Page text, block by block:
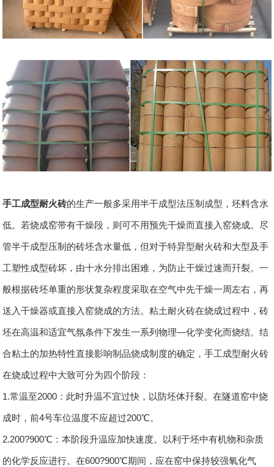
手工成型耐火砖的生产一般多采用半干成型法压制成型，坯料含水
低。若烧成窑带有干燥段，则可不用预先干燥而直接入窑烧成。尽
管半干成型压制的砖坯含水量低，但对于特异型耐火砖和大型及手
工塑性成型砖坏，由十水分排出困难，为防止干燥过速而幵裂。一
般根据砖坯单重的形状复杂程度采取在空气中先干燥一周左右，再
送入干燥器或直接入窑烧成的方法。粘土耐火砖在烧成过程中，砖
坯在高温和适宜气氛条件下发生一系列物理—化学变化而烧结。结
合粘土的加热特性直接影响制品烧成制度的确定，手工成型耐火砖
在烧成过程中大致可分为四个阶段：
1.常温至2000：此时升温不宜过快，以防坯体幵裂。在隧道窑中烧
成时，前4号车位温度不应超过200℃。
2.200?900℃：本阶段升温应加快速度。以利于坯中有机物和杂质
的化学反应进行。在600?900℃期间，应在窑中保持较强氧化气